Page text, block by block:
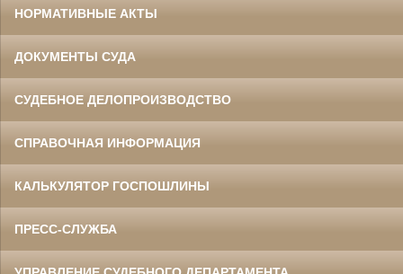
НОРМАТИВНЫЕ АКТЫ
ДОКУМЕНТЫ СУДА
СУДЕБНОЕ ДЕЛОПРОИЗВОДСТВО
СПРАВОЧНАЯ ИНФОРМАЦИЯ
КАЛЬКУЛЯТОР ГОСПОШЛИНЫ
ПРЕСС-СЛУЖБА